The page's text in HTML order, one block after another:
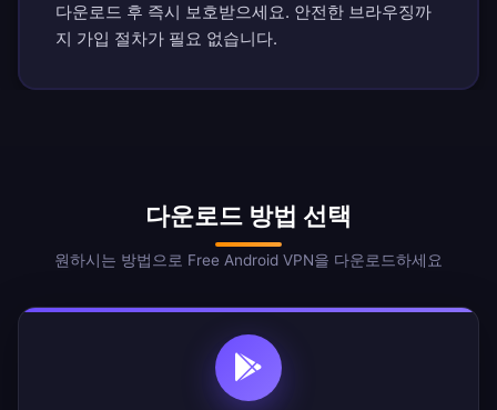
다운로드 후 즉시 보호받으세요. 안전한 브라우징까
지 가입 절차가 필요 없습니다.
다운로드 방법 선택
원하시는 방법으로 Free Android VPN을 다운로드하세요